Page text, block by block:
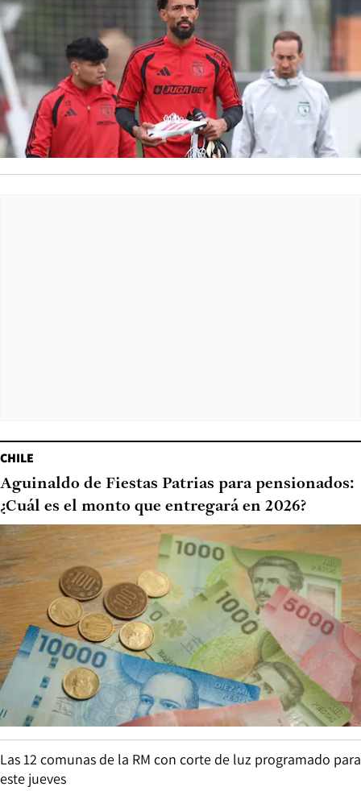
CHILE
Aguinaldo de Fiestas Patrias para pensionados:
¿Cuál es el monto que entregará en 2026?
Las 12 comunas de la RM con corte de luz programado para
este jueves